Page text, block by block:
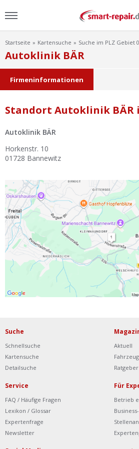
Menu
Home
FAQ
Video
Ist Ihre Werkstatt
Kostenlos
Werkstatt
Startseite Kartensuche Suche im PLZ Gebiet 0
Autoklinik BÄR
Firmeninformationen
Standort Autoklinik BÄR
Autoklinik BÄR
Horkenstr. 10
01728 Bannewitz
Suche
Schnellsuche
Kartensuche
Detailsuche
Aktuell
Ratgeber
Service
FAQ / Häufige Fragen
Lexikon / Glossar
Expertenfrage
Newsletter
Für
Betrieb